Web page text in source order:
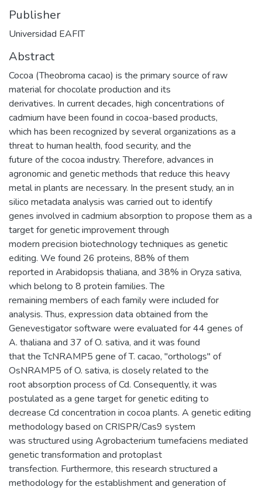
Publisher
Universidad EAFIT
Abstract
Cocoa (Theobroma cacao) is the primary source of raw
material for chocolate production and its
derivatives. In current decades, high concentrations of
cadmium have been found in cocoa-based products,
which has been recognized by several organizations as a
threat to human health, food security, and the
future of the cocoa industry. Therefore, advances in
agronomic and genetic methods that reduce this heavy
metal in plants are necessary. In the present study, an in
silico metadata analysis was carried out to identify
genes involved in cadmium absorption to propose them as a
target for genetic improvement through
modern precision biotechnology techniques as genetic
editing. We found 26 proteins, 88% of them
reported in Arabidopsis thaliana, and 38% in Oryza sativa,
which belong to 8 protein families. The
remaining members of each family were included for
analysis. Thus, expression data obtained from the
Genevestigator software were evaluated for 44 genes of
A. thaliana and 37 of O. sativa, and it was found
that the TcNRAMP5 gene of T. cacao, "orthologs" of
OsNRAMP5 of O. sativa, is closely related to the
root absorption process of Cd. Consequently, it was
postulated as a gene target for genetic editing to
decrease Cd concentration in cocoa plants. A genetic editing
methodology based on CRISPR/Cas9 system
was structured using Agrobacterium tumefaciens mediated
genetic transformation and protoplast
transfection. Furthermore, this research structured a
methodology for the establishment and generation of